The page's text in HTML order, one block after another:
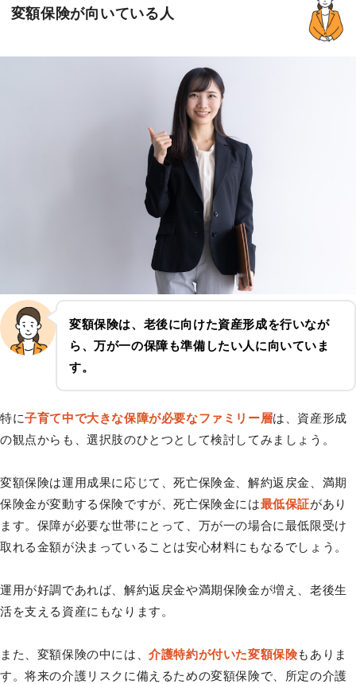
変額保険が向いている人
変額保険は、老後に向けた資産形成を行いなが
ら、万が一の保障も準備したい人に向いていま
す。
特に子育て中で大きな保障が必要なファミリー層は、資産形成
の観点からも、選択肢のひとつとして検討してみましょう。
変額保険は運用成果に応じて、死亡保険金、解約返戻金、満期
保険金が変動する保険ですが、死亡保険金には最低保証があり
ます。保障が必要な世帯にとって、万が一の場合に最低限受け
取れる金額が決まっていることは安心材料にもなるでしょう。
運用が好調であれば、解約返戻金や満期保険金が増え、老後生
活を支える資産にもなります。
また、変額保険の中には、介護特約が付いた変額保険もありま
す。将来の介護リスクに備えるための変額保険で、所定の介護